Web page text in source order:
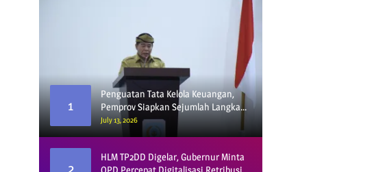
1
Penguatan Tata Kelola Keuangan,
Pemprov Siapkan Sejumlah Langkah
Strategis
July 13, 2026
2
HLM TP2DD Digelar, Gubernur Minta
OPD Percepat Digitalisasi Retribusi